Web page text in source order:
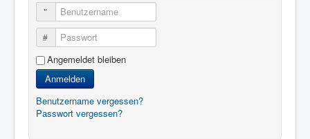
Benutzername
Passwort
Angemeldet bleiben
Anmelden
Benutzername vergessen?
Passwort vergessen?